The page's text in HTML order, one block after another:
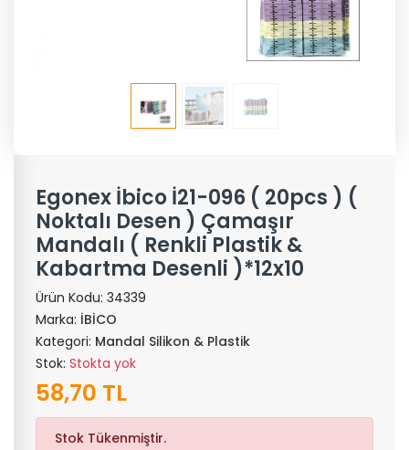
Egonex İbico İ21-096 ( 20pcs ) (
Noktalı Desen ) Çamaşır
Mandalı ( Renkli Plastik &
Kabartma Desenli )*12x10
Ürün Kodu: 34339
Marka: İBİCO
Kategori: Mandal Silikon & Plastik
Stok: Stokta yok
58,70 TL
Stok Tükenmiştir.